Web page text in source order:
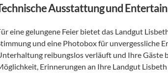
Ausstattung und
eine gelungene Feier bietet das Landgut
und eine Photobox für unvergessliche
reibungslos verläuft und Ihre
Erinnerungen an Ihre Landgut